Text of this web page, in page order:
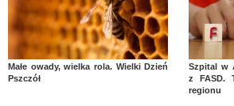
Małe owady, wielka rola. Wielki Dzień
Pszczół
Szpital w
z FASD.
regionu